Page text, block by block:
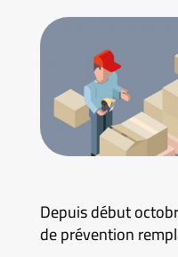
Depuis début
de prévention